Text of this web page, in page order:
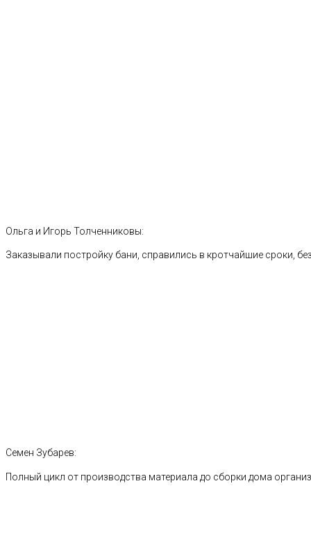
Ольга и Игорь Толченниковы:
Заказывали постройку бани, справились в кротчайшие сроки,
Семен Зубарев:
Полный цикл от производства материала до сборки дома